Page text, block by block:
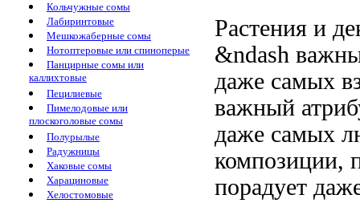
Кольчужные сомы
Лабиринтовые
Мешкожаберные сомы
Нотоптеровые или спиноперые
Панцирные сомы или
каллихтовые
Пецилиевые
Пимелодовые или
плоскоголовые сомы
Полурылые
Радужницы
Хаковые сомы
Харациновые
Хелостомовые
Растения и
&ndash
даже самых
важный
даже самых
композиции,
порадует